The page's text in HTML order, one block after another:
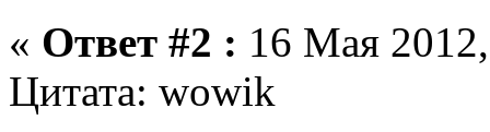
« Ответ #2 : 16 Мая
Цитата: wowik